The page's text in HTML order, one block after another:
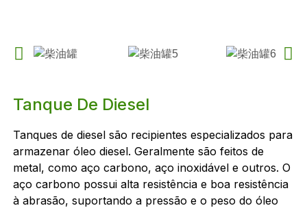
Tanque De Diesel
Tanques de diesel são recipientes especializados para
armazenar óleo diesel. Geralmente são feitos de
metal, como aço carbono, aço inoxidável e outros. O
aço carbono possui alta resistência e boa resistência
à abrasão, suportando a pressão e o peso do óleo